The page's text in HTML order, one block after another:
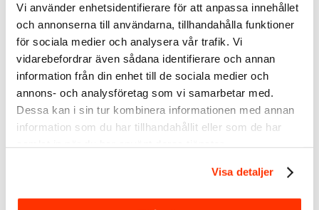
Vi använder enhetsidentifierare för att anpassa innehållet
och annonserna till användarna, tillhandahålla funktioner
för sociala medier och analysera vår trafik. Vi
vidarebefordrar även sådana identifierare och annan
information från din enhet till de sociala medier och
annons- och analysföretag som vi samarbetar med.
Dessa kan i sin tur kombinera informationen med annan
information som du har tillhandahållit eller som de har
Visa detaljer
marginellt bättre. Men även dessa format kräver nu
annonsering för att uppnå betydande räckvidd.
3. Dokument- och textinlägg går sämre
Dokument- och textinlägg är särskilt svåra på företagssidor.
Den kraftiga nedgången i räckvidd tyder på att LinkedIn
nedprioriterar dessa format om de inte stärks av en betald
marknadsföringsstrategi.